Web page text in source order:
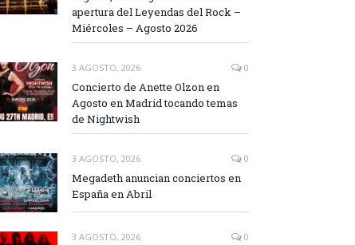
apertura del Leyendas del Rock –
Miércoles – Agosto 2026
3 AGOSTO, 2026 0
Concierto de Anette Olzon en
Agosto en Madrid tocando temas
de Nightwish
3 AGOSTO, 2026 0
Megadeth anuncian conciertos en
España en Abril
3 AGOSTO, 2026 0